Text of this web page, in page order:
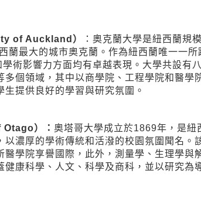
of Auckland）
：奧克蘭大學是紐西蘭規
蘭最大的城市奧克蘭。作為紐西蘭唯一一
術影響力方面均有卓越表現。大學共設有
多個領域，其中以商學院、工程學院和醫學
提供良好的學習與研究氛圍。
）： 奧塔哥大學成立於1869年，是紐
以濃厚的學術傳統和活潑的校園氛圍聞名。
醫學院享譽國際，此外，測量學、生理學與
健康科學、人文、科學及商科，並以研究為